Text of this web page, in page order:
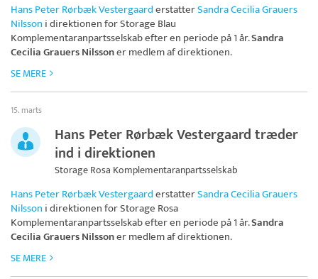
Hans Peter Rørbæk VestergaarderstatterSandra Cecilia Grauers
Nilsson i direktionen forStorage Blau
Komplementaranpartsselskabefter en periode på 1 år.Sandra
Cecilia Grauers Nilssoner medlem af direktionen.
SE MERE
15. marts
Hans Peter Rørbæk Vestergaard træder
ind i direktionen
Storage Rosa Komplementaranpartsselskab
Hans Peter Rørbæk VestergaarderstatterSandra Cecilia Grauers
Nilsson i direktionen forStorage Rosa
Komplementaranpartsselskabefter en periode på 1 år.Sandra
Cecilia Grauers Nilssoner medlem af direktionen.
SE MERE